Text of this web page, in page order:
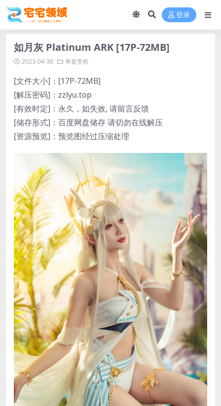
登录
如月灰 Platinum ARK [17P-72MB]
2023-04-30 单套赏析
[文件大小]：[17P-72MB]
[解压密码]：zzlyu.top
[有效时定]：永久，如失效, 请留言反馈
[储存形式]：百度网盘储存 请切勿在线解压
[资源预览]：预览图经过压缩处理